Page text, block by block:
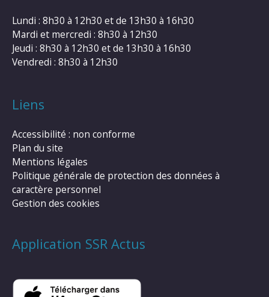
Lundi : 8h30 à 12h30 et de 13h30 à 16h30
Mardi et mercredi : 8h30 à 12h30
Jeudi : 8h30 à 12h30 et de 13h30 à 16h30
Vendredi : 8h30 à 12h30
Liens
Accessibilité : non conforme
Plan du site
Mentions légales
Politique générale de protection des données à
caractère personnel
Gestion des cookies
Application SSR Actus